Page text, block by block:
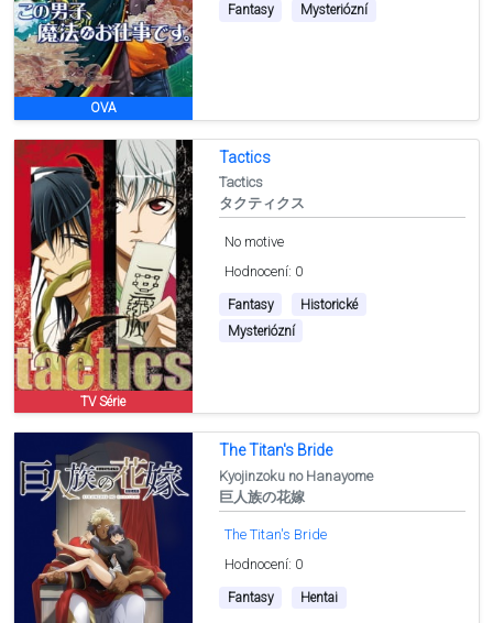
OVA
Fantasy Mysteriózní
TV Série
Tactics
Tactics
タクティクス
No motive
Hodnocení: 0
Fantasy
Historické
Mysteriózní
The Titan's Bride
Kyojinzoku no Hanayome
巨人族の花嫁
The Titan's Bride
Hodnocení: 0
Fantasy Hentai